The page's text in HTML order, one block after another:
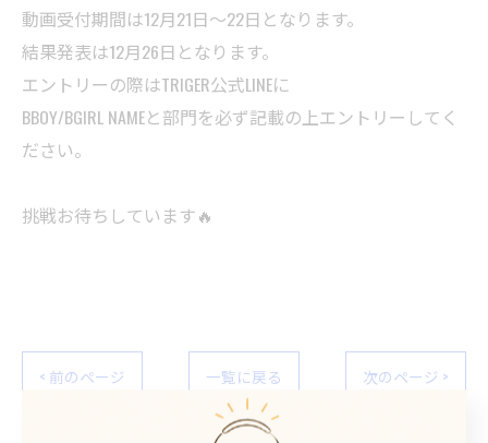
動画受付期間は12月21日〜22日となります。
結果発表は12月26日となります。
エントリーの際はTRIGER公式LINEに
BBOY/BGIRL NAMEと部門を必ず記載の上エントリーしてく
ださい。
挑戦お待ちしています🔥
< 前のページ 一覧に戻る 次のページ >